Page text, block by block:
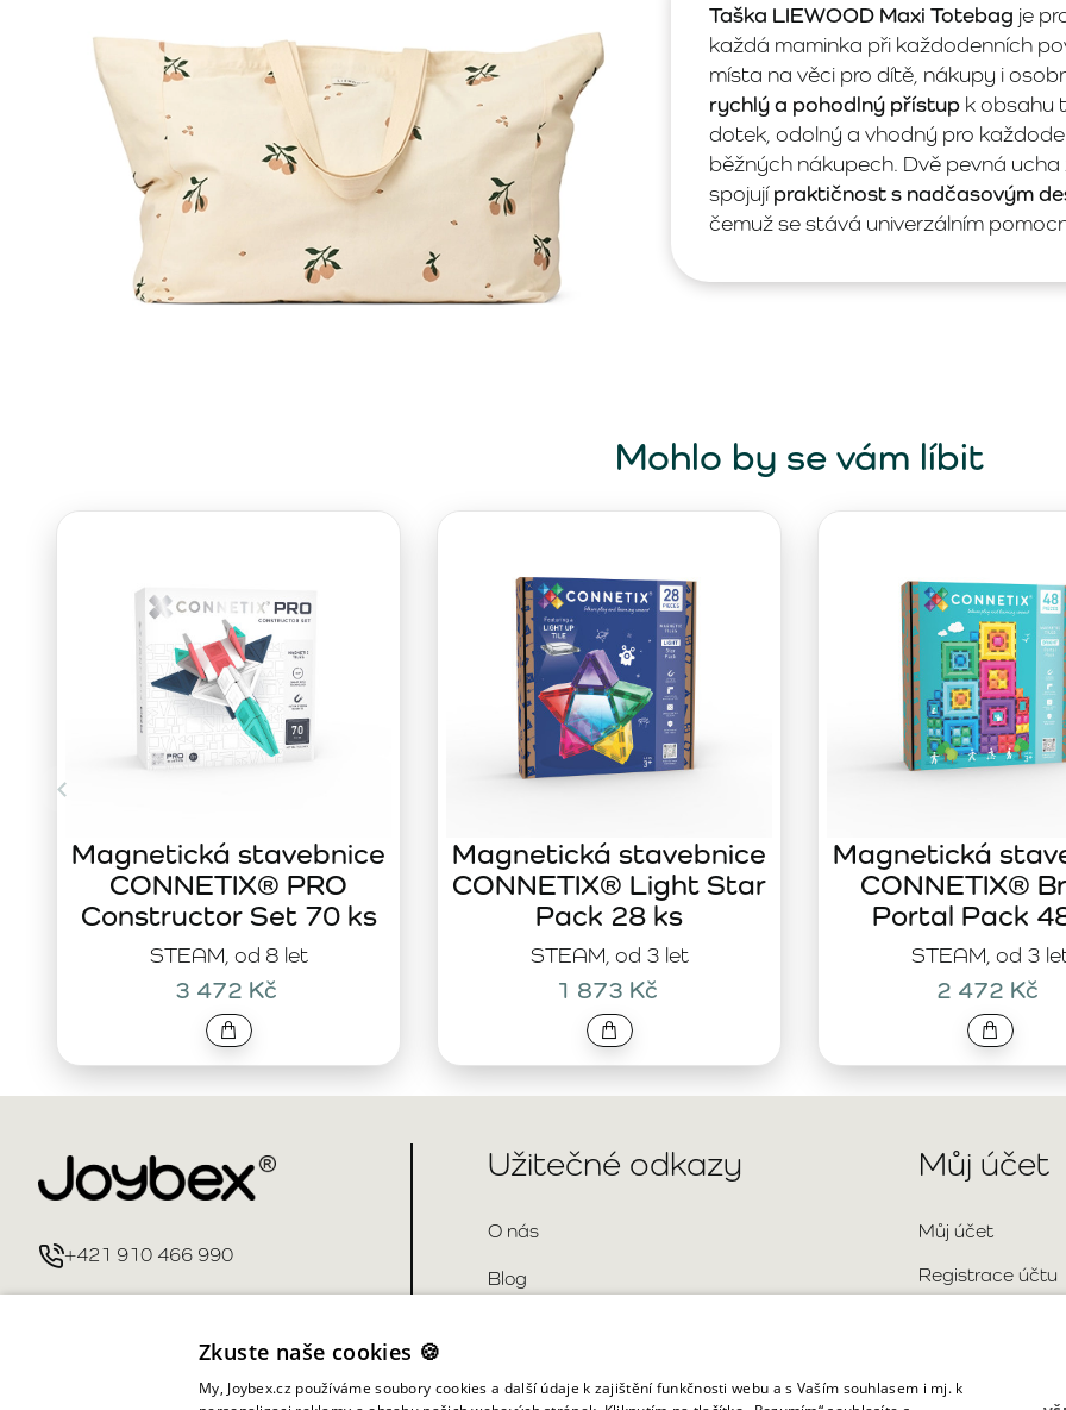
Taška LIEWOOD Maxi Totebag je
každá maminka při každodenních
místa na věci pro dítě, nákupy i
rychlý a pohodlný přístupk obsahu
dotek, odolný a vhodný pro
běžných nákupech. Dvě pevná
spojujípraktičnost s nadčasovým
čemuž se stává univerzálním
Mohlo by se vám líbit
STEAM, od 8 let
Magnetická stavebnice
CONNETIX® PRO
Constructor Set 70 ks
3 472 Kč
STEAM, od 3 let
Magnetická stavebnice
CONNETIX® Light Star
Pack 28 ks
1 873 Kč
STEAM, od 3
Magnetická
CONNETIX®
Portal Pack
2 472 Kč
+421 910 466 990
Užitečné odkazy
O nás
Blog
Můj účet
Můj účet
Registrace účtu
Zkuste naše cookies 🍪
My, Joybex.cz používáme soubory cookies a další údaje k zajištění funkčnosti webu a s Vaším souhlasem i mj. k